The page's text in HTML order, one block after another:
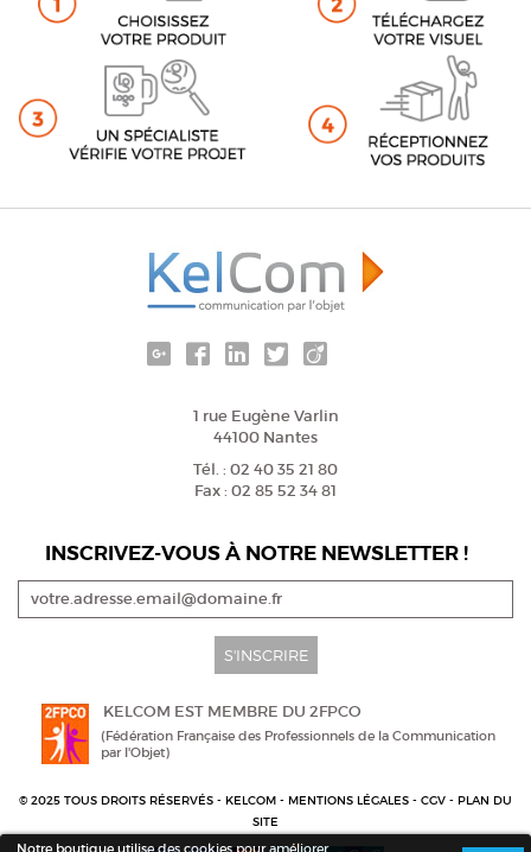
Notre boutique utilise des cookies pour améliorer
1 rue Eugène Varlin
44100 Nantes
Tél. : 02 40 35 21 80
Fax : 02 85 52 34 81
INSCRIVEZ-VOUS À NOTRE NEWSLETTER !
S'INSCRIRE
KELCOM EST MEMBRE DU 2FPCO
(Fédération Française des Professionnels de la Communication
par l'Objet)
© 2025 TOUS DROITS RÉSERVÉS - KELCOM - MENTIONS LÉGALES - CGV - PLAN DU
SITE